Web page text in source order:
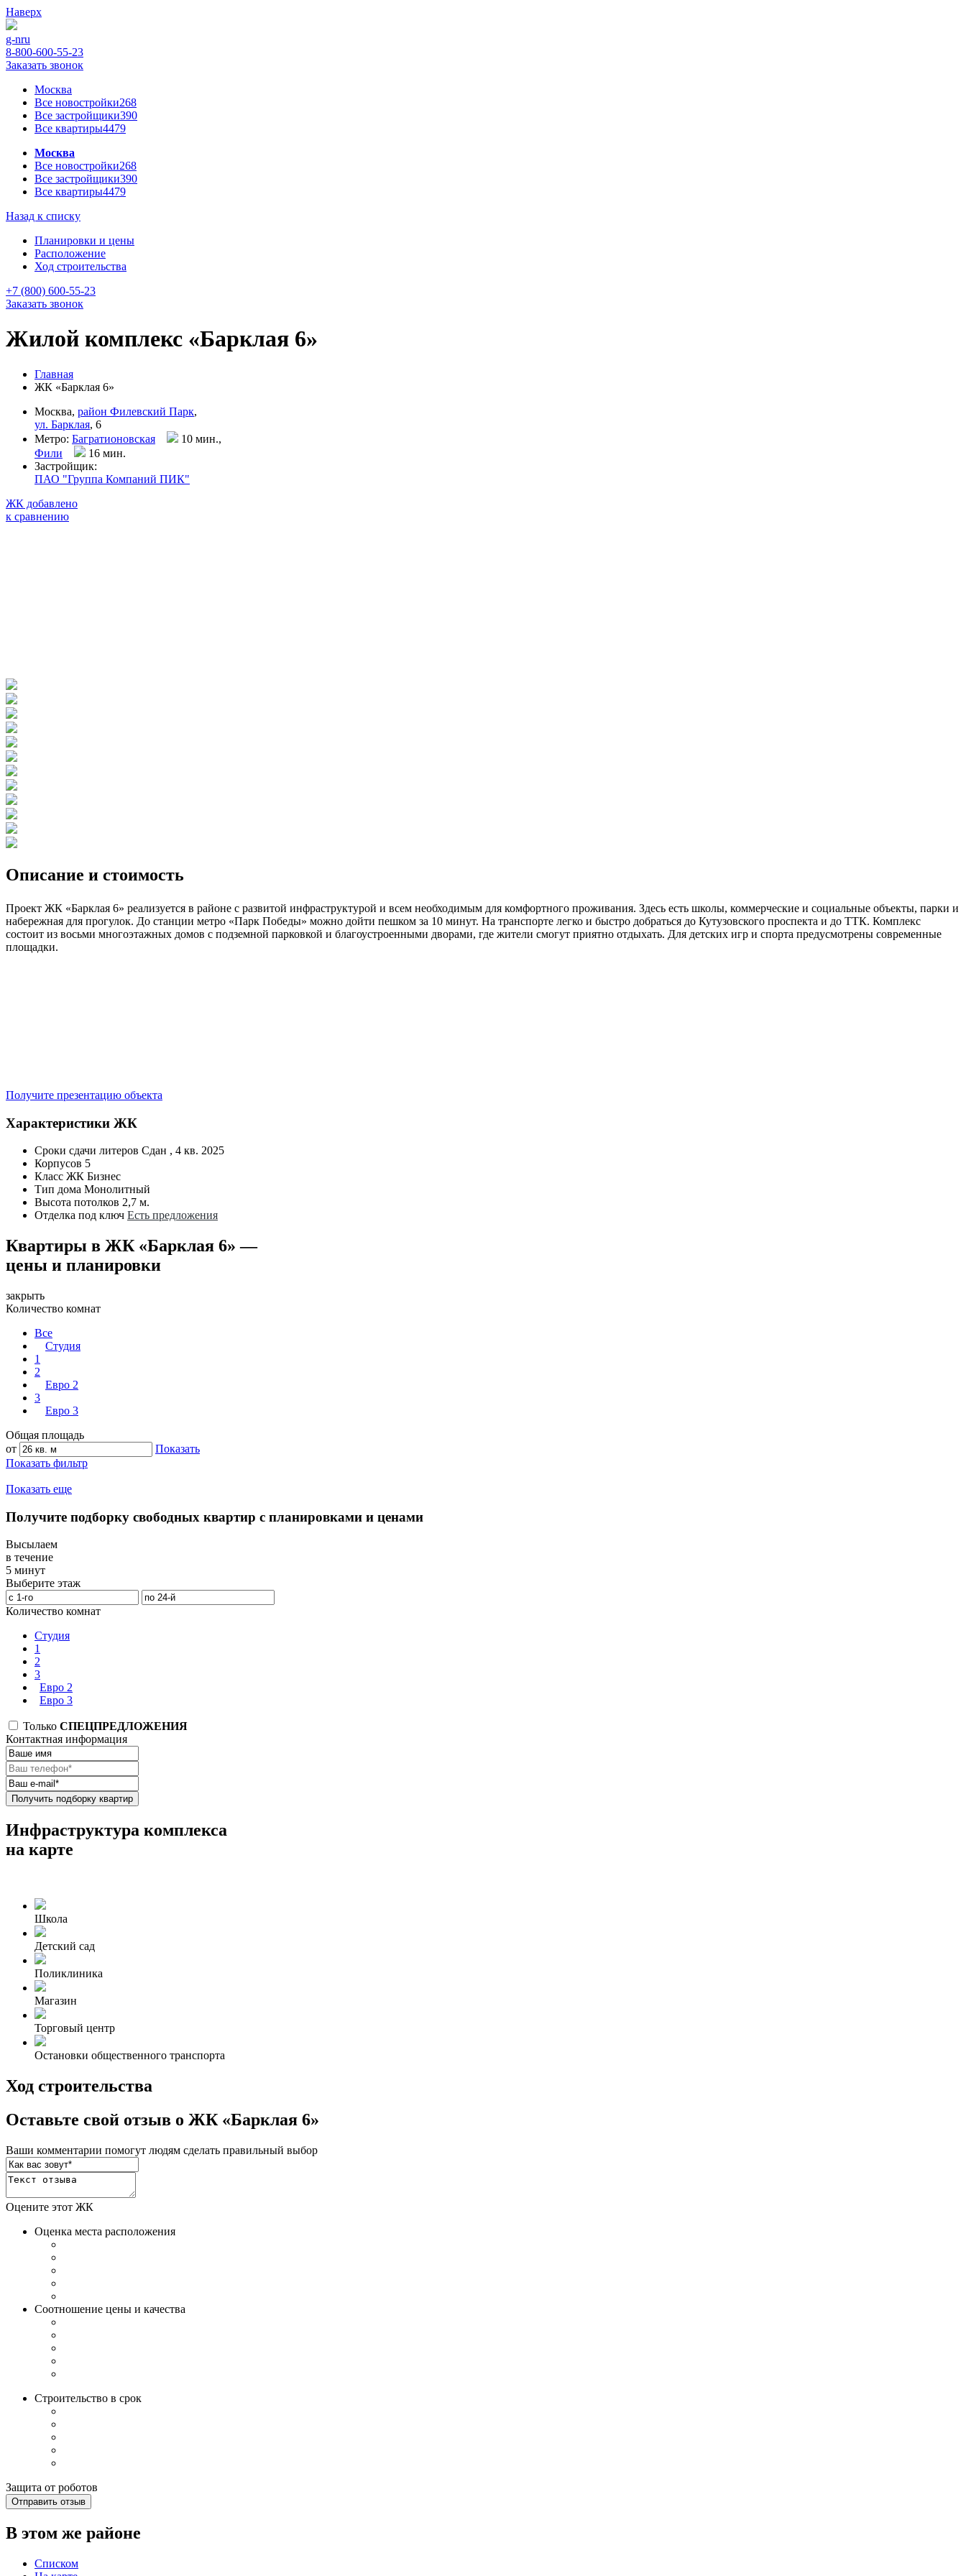
Наверх
g-nru
8-800-600-55-23
Заказать звонок
Москва
Все новостройки268
Все застройщики390
Все квартиры4479
Москва
Все новостройки268
Все застройщики390
Все квартиры4479
Назад к списку
Планировки и цены
Расположение
Ход строительства
+7 (800) 600-55-23
Заказать звонок
Жилой комплекс «Барклая 6»
Главная
ЖК «Барклая 6»
Москва, район Филевский Парк,
ул. Барклая, 6
Метро: Багратионовская
10 мин.,
Фили
16 мин.
Застройщик:
ПАО "Группа Компаний ПИК"
ЖК добавлено
к сравнению
Описание и стоимость
Проект ЖК «Барклая 6» реализуется в районе с развитой инфраструктурой и всем необходимым для комфортного проживания. Здесь есть школы, коммерческие и социальные объекты, парки и
набережная для прогулок. До станции метро «Парк Победы» можно дойти пешком за 10 минут. На транспорте легко и быстро добраться до Кутузовского проспекта и до ТТК. Комплекс
состоит из восьми многоэтажных домов с подземной парковкой и благоустроенными дворами, где жители смогут приятно отдыхать. Для детских игр и спорта предусмотрены современные
площадки.
Получите презентацию объекта
Характеристики ЖК
Сроки сдачи литеров Сдан , 4 кв. 2025
Корпусов 5
Класс ЖК Бизнес
Тип дома Монолитный
Высота потолков 2,7 м.
Отделка под ключ Есть предложения
Квартиры в ЖК «Барклая 6» —
цены и планировки
закрыть
Количество комнат
Все
Студия
1
2
Евро 2
3
Евро 3
Общая площадь
от
Показать
Показать фильтр
Показать еще
Получите подборку свободных квартир с планировками и ценами
Высылаем
в течение
5 минут
Выберите этаж
Количество комнат
Студия
1
2
3
Евро 2
Евро 3
Только СПЕЦПРЕДЛОЖЕНИЯ
Контактная информация
Получить подборку квартир
Инфраструктура комплекса
на карте
Школа
Детский сад
Поликлиника
Магазин
Торговый центр
Остановки общественного транспорта
Ход строительства
Оставьте свой отзыв о ЖК «Барклая 6»
Ваши комментарии помогут людям сделать правильный выбор
Оцените этот ЖК
Оценка места расположения
Соотношение цены и качества
Строительство в срок
Защита от роботов
Отправить отзыв
В этом же районе
Списком